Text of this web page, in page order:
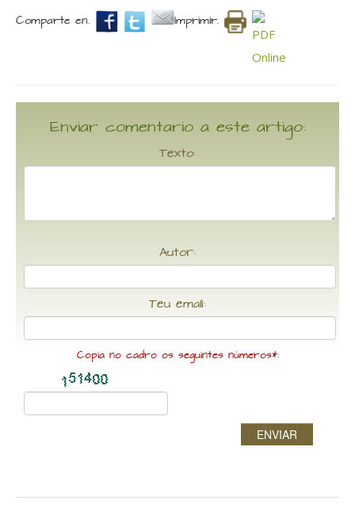
Comparte en. Imprimir.
Enviar comentario a este artigo:
Texto:
Autor:
Teu email:
Copia no cadro os seguintes números*:
ENVIAR